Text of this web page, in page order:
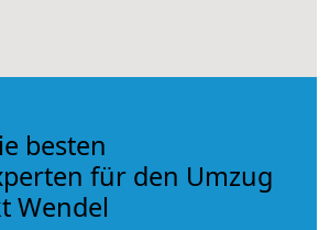
besten
für den Umzug
Wendel